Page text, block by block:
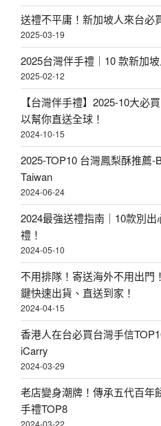
送禮不平庸！新加坡人來台必
2025-03-19
2025台灣伴手禮｜10 款新加
2025-02-12
【台灣伴手禮】2025-10大必
以幫你直送全球！
2024-10-15
2025-TOP10 台灣鳳梨酥推薦-
Taiwan
2024-06-24
2024最強送禮指南｜10款別
禮！
2024-05-10
不用排隊！寄送海外不用出門
鍵快速出貨、直送到家！
2024-04-15
香港人在台必買台灣手信
iCarry
2024-03-29
老店變身潮牌！傳承五代百年
手禮TOP8